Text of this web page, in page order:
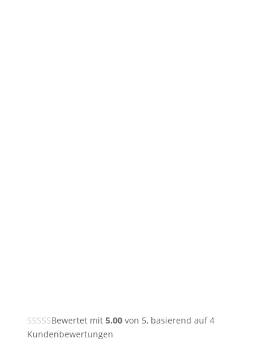
Bewertet mit 5.00von 5, basierend auf4
Kundenbewertungen